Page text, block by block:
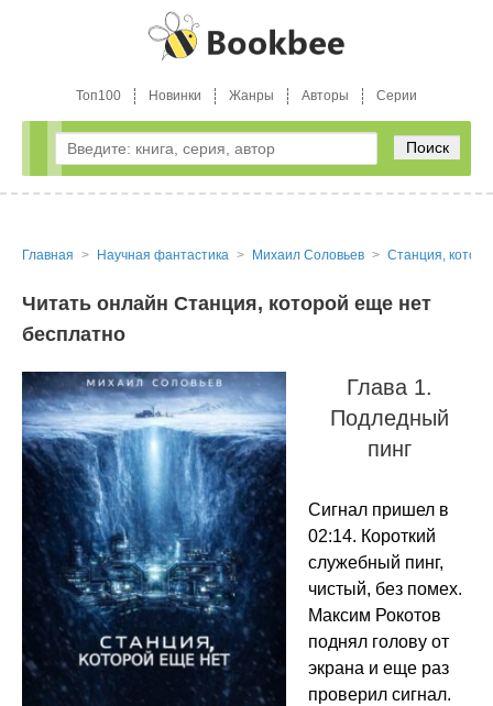
Топ100 Новинки Жанры Авторы Серии
Поиск
Главная Научная фантастика Михаил Соловьев Станция,
Читать онлайн Станция, которой еще нет
бесплатно
Глава 1.
Подледный
пинг
Сигнал пришел в
02:14. Короткий
служебный пинг,
чистый, без помех.
Максим Рокотов
поднял голову от
экрана и еще раз
проверил сигнал.